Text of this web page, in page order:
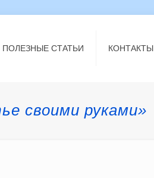
ПОЛЕЗНЫЕ СТАТЬИ КОНТАКТЫ
своими руками»